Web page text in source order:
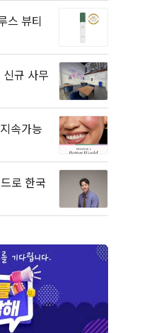
스 뷰티
규 사무
속가능
로 한국